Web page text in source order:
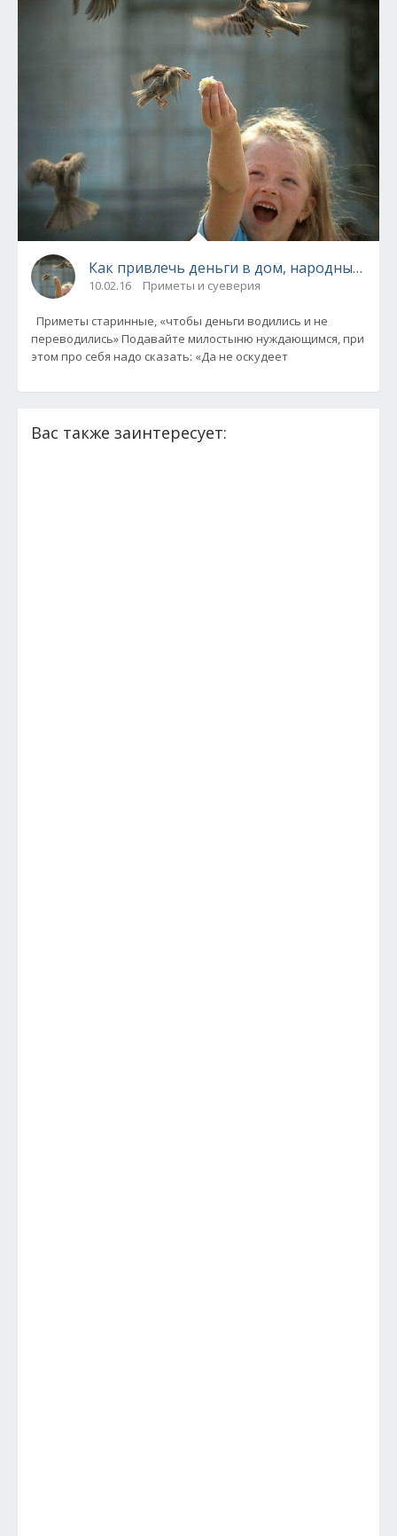
Как привлечь деньги в дом, народные
10.02.16 Приметы и суеверия
Приметы старинные, «чтобы деньги водились и не
переводились» Подавайте милостыню нуждающимся, при
этом про себя надо сказать: «Да не оскудеет
Вас также заинтересует: